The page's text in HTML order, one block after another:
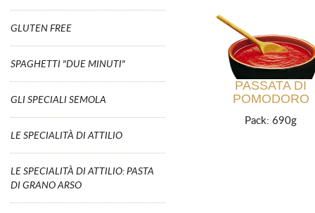
GLUTEN FREE
SPAGHETTI "DUE MINUTI"
GLI SPECIALI SEMOLA
LE SPECIALITÀ DI ATTILIO
LE SPECIALITÀ DI ATTILIO: PASTA
DI GRANO ARSO
PASSATA DI
POMODORO
Pack: 690g